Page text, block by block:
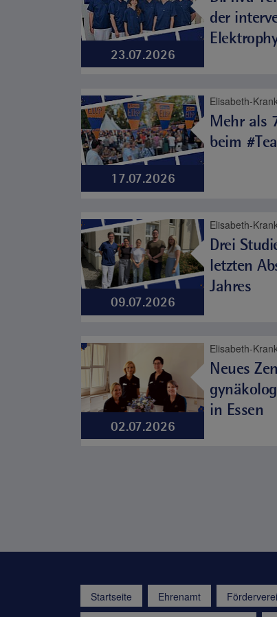
23.07.2026
der
17.07.2026
Elisabeth-
Mehr als
beim
09.07.2026
Drei
letzten
Jahres
02.07.2026
Neues
in Essen
Startseite Ehrenamt